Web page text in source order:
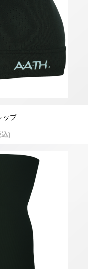
ップ
)